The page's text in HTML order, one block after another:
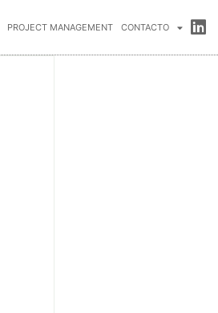
PROJECT MANAGEMENT CONTACTO